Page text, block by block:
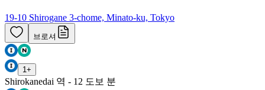
19-10 Shirogane 3-chome, Minato-ku, Tokyo
브로셔
1 +
Shirokanedai 역 - 12 도보 분